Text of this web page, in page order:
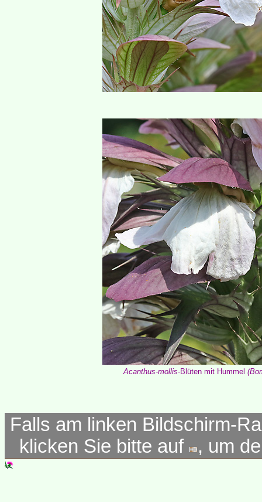
Acanthus-mollis-Blüten mit Hummel
Falls am linken Bildschirm-
klicken Sie bitte auf
, um